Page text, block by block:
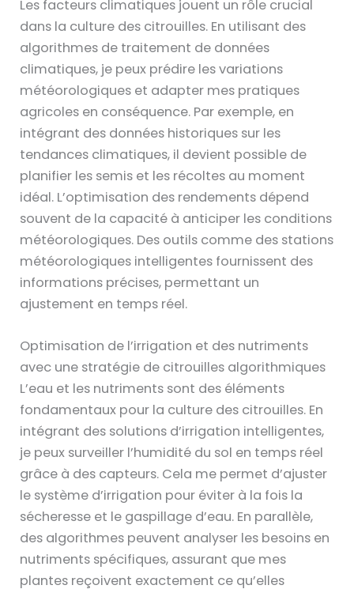
Les facteurs climatiques jouent un rôle crucial
dans la culture des citrouilles. En utilisant des
algorithmes de traitement de données
climatiques, je peux prédire les variations
météorologiques et adapter mes pratiques
agricoles en conséquence. Par exemple, en
intégrant des données historiques sur les
tendances climatiques, il devient possible de
planifier les semis et les récoltes au moment
idéal. L’optimisation des rendements dépend
souvent de la capacité à anticiper les conditions
météorologiques. Des outils comme des stations
météorologiques intelligentes fournissent des
informations précises, permettant un
ajustement en temps réel.
Optimisation de l’irrigation et des nutriments
avec une stratégie de citrouilles algorithmiques
L’eau et les nutriments sont des éléments
fondamentaux pour la culture des citrouilles. En
intégrant des solutions d’irrigation intelligentes,
je peux surveiller l’humidité du sol en temps réel
grâce à des capteurs. Cela me permet d’ajuster
le système d’irrigation pour éviter à la fois la
sécheresse et le gaspillage d’eau. En parallèle,
des algorithmes peuvent analyser les besoins en
nutriments spécifiques, assurant que mes
plantes reçoivent exactement ce qu’elles